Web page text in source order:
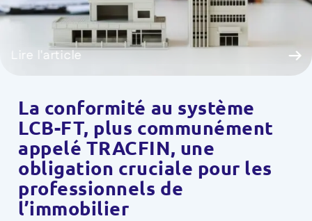
Lire l'article
La conformité au système
LCB-FT, plus communément
appelé TRACFIN, une
obligation cruciale pour les
professionnels de
l’immobilier